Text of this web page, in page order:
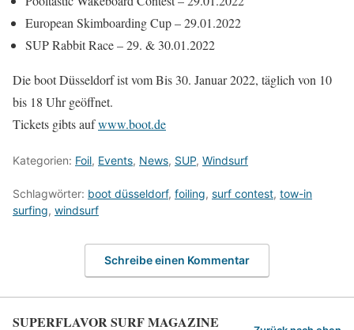
European Skimboarding Cup – 29.01.2022
SUP Rabbit Race – 29. & 30.01.2022
Die boot Düsseldorf ist vom Bis 30. Januar 2022, täglich von 10
bis 18 Uhr geöffnet.
Tickets gibts aufwww.boot.de
Kategorien: Foil, Events, News, SUP, Windsurf
Schlagwörter: boot düsseldorf, foiling, surf contest, tow-in
surfing, windsurf
Schreibe einen Kommentar
SUPERFLAVOR SURF MAGAZINE